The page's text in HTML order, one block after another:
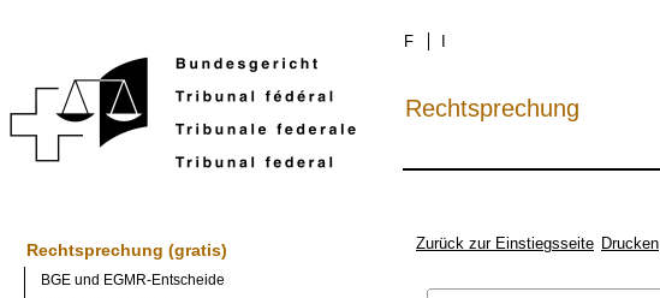
F
Rechtsprechung
Rechtsprechung (gratis)
BGE und EGMR-Entscheide
Zurück zur Einstiegsseite Drucken